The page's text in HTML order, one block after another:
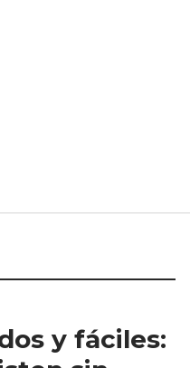
y fáciles: